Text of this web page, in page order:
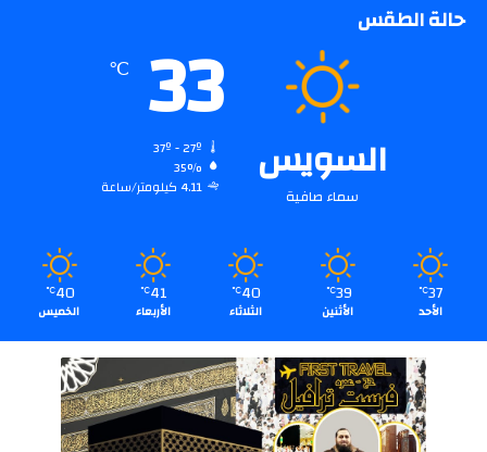
حالة الطقس
السويس
سماء صافية
33
℃
35%
4.11 كيلومتر/ساعة
37
℃
الأحد
39
℃
الأثنين
40
℃
الثلاثاء
41
℃
الأربعاء
40
℃
الخميس